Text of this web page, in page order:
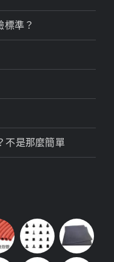
標準？
不是那麼簡單